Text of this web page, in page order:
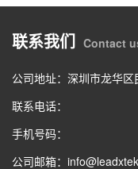
联系我们 Contact
公司地址：深圳市龙华
联系电话：
手机号码：
公司邮箱：